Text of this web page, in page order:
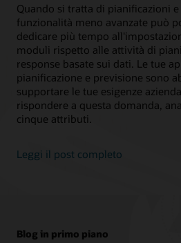
Quando si tratta di pianificazioni
funzionalità meno avanzate può
dedicare più tempo
moduli rispetto alle attività di
response basate sui dati. Le tue
pianificazione e previsione sono
supportare le tue esigenze
rispondere a questa domanda,
cinque attributi.
Leggi il post completo
Blog in primo piano